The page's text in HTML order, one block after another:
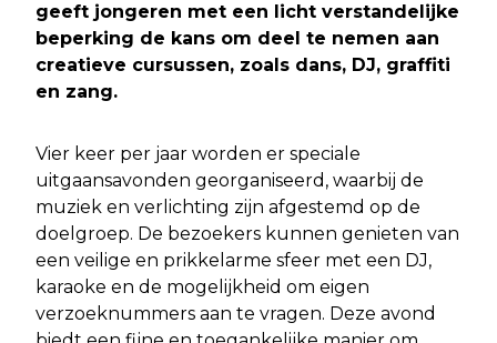
geeft jongeren met een licht verstandelijke
beperking de kans om deel te nemen aan
creatieve cursussen, zoals dans, DJ, graffiti
en zang.
Vier keer per jaar worden er speciale
uitgaansavonden georganiseerd, waarbij de
muziek en verlichting zijn afgestemd op de
doelgroep. De bezoekers kunnen genieten van
een veilige en prikkelarme sfeer met een DJ,
karaoke en de mogelijkheid om eigen
verzoeknummers aan te vragen. Deze avond